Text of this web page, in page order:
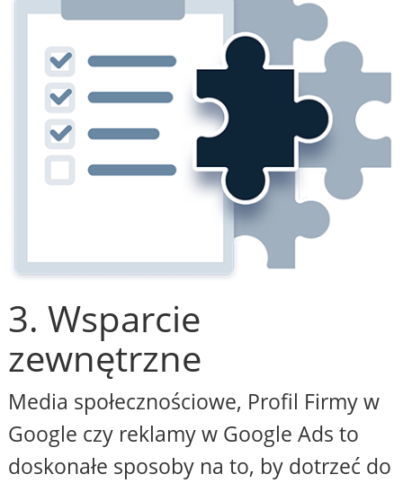
3. Wsparcie
zewnętrzne
Media społecznościowe, Profil Firmy w
Google czy reklamy w Google Ads to
doskonałe sposoby na to, by dotrzeć do